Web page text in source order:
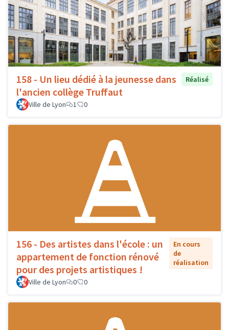
158 - Un lieu dédié à la jeunesse dans
l'ancien collège Truffaut
Réalisé
Ville de Lyon 1 0
156 - Des artistes dans l'école : un
appartement de fonction rénové
pour des projets artistiques !
En cours
de
réalisation
Ville de Lyon 0 0